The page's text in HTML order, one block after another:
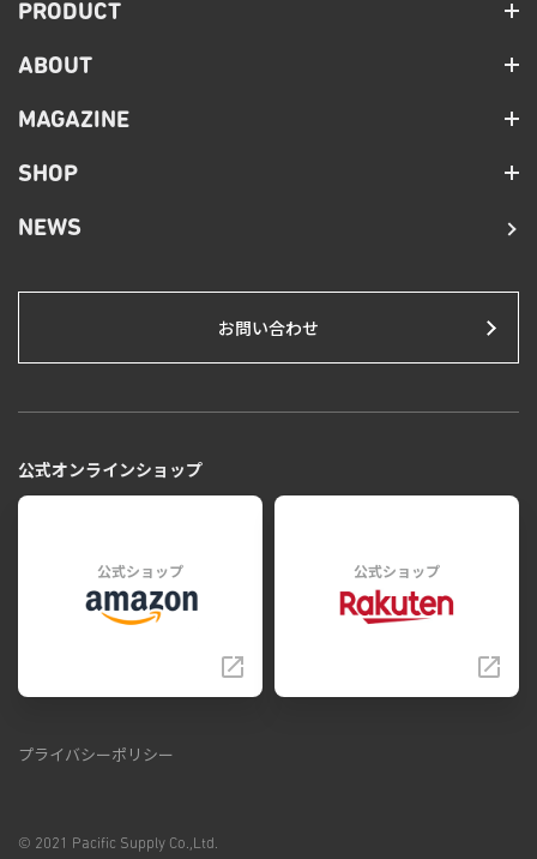
PRODUCT
ABOUT
MAGAZINE
SHOP
NEWS
お問い合わせ
公式オンラインショップ
公式ショップ 公式ショップ
プライバシーポリシー
© 2021 Pacific Supply Co.,Ltd.